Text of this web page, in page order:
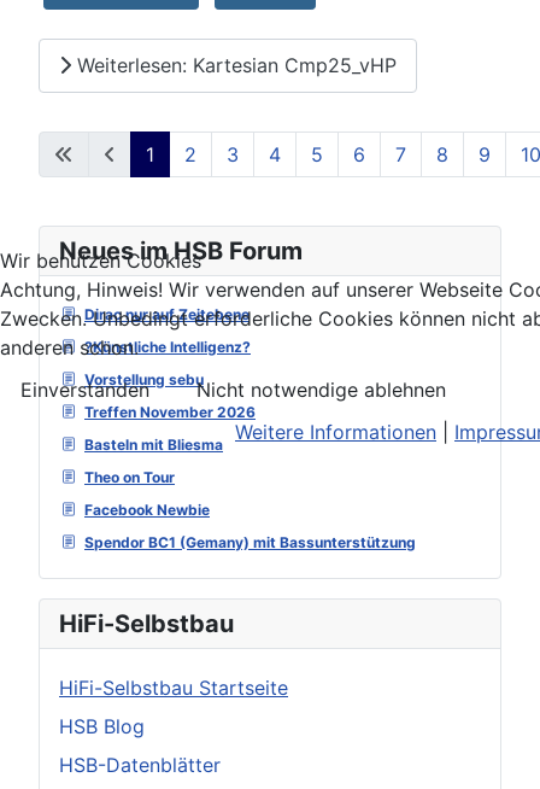
Neues im HSB Forum
Dirac nur auf Zeitebene
?Künstliche Intelligenz?
Vorstellung sebu
Treffen November 2026
Basteln mit Bliesma
Theo on Tour
Facebook Newbie
Spendor BC1 (Gemany) mit Bassunterstützung
HiFi-Selbstbau
HiFi-Selbstbau Startseite
HSB Blog
HSB-Datenblätter
Weiterlesen: Kartesian Cmp25_vHP
Seite 1 von 129
1 2 3 4 5 6 7 8 9 10
Wir benutzen Cookies
Achtung, Hinweis! Wir verwenden auf unserer Webseite
Zwecken. Unbedingt erforderliche Cookies können nicht
anderen schon.
Einverstanden
Nicht notwendige ablehnen
Weitere Informationen